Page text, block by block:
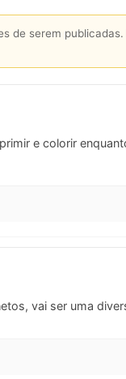
de serem
e colorir
vai ser uma